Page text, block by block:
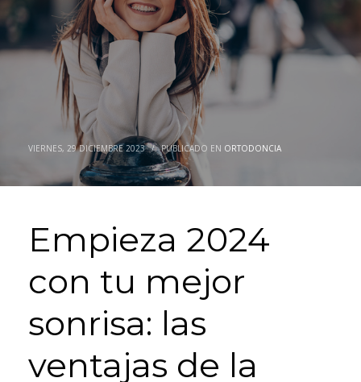
VIERNES, 29 DICIEMBRE 2023 / PUBLICADO EN ORTODONCIA
Empieza 2024
con tu mejor
sonrisa: las
ventajas de la